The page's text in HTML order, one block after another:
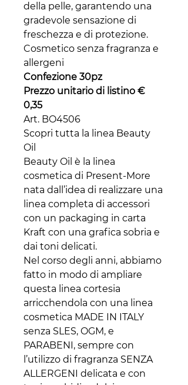
della pelle, garantendo una
gradevole sensazione di
freschezza e di protezione.
Cosmetico senza fragranza e
allergeni
Confezione 30pz
Prezzo unitario di listino €
0,35
Art. BO4506
Scopri tutta la linea Beauty
Oil
Beauty Oil è la linea
cosmetica di Present-More
nata dall’idea di realizzare una
linea completa di accessori
con un packaging in carta
Kraft con una grafica sobria e
dai toni delicati.
Nel corso degli anni, abbiamo
fatto in modo di ampliare
questa linea cortesia
arricchendola con una linea
cosmetica MADE IN ITALY
senza SLES, OGM, e
PARABENI, sempre con
l’utilizzo di fragranza SENZA
ALLERGENI delicata e con